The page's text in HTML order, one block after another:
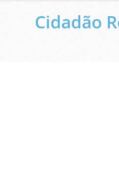
Cidadão